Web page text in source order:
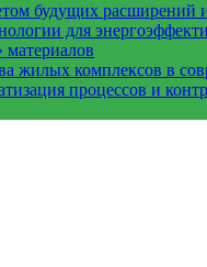
будущих расширений
для
материалов
жилых комплексов в
процессов и